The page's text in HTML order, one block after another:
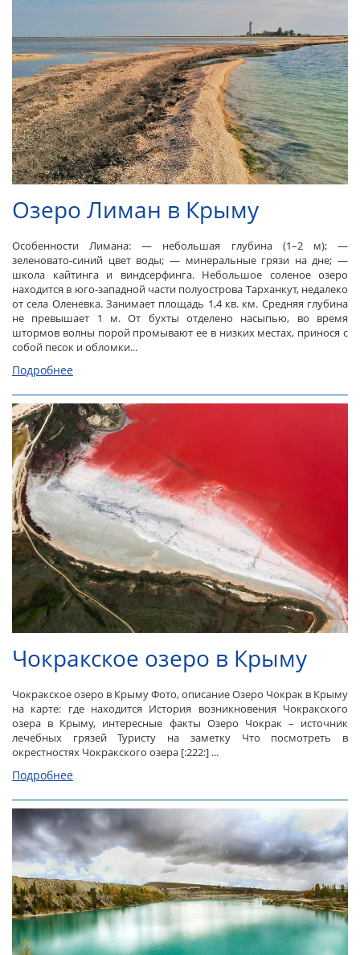
Озеро Лиман в Крыму
Особенности Лимана: — небольшая глубина (1–2 м); —
зеленовато-синий цвет воды; — минеральные грязи на дне; —
школа кайтинга и виндсерфинга. Небольшое соленое озеро
находится в юго-западной части полуострова Тарханкут, недалеко
от села Оленевка. Занимает площадь 1,4 кв. км. Средняя глубина
не превышает 1 м. От бухты отделено насыпью, во время
штормов волны порой промывают ее в низких местах, принося с
собой песок и обломки...
Подробнее
Чокракское озеро в Крыму
Чокракское озеро в Крыму Фото, описание Озеро Чокрак в Крыму
на карте: где находится История возникновения Чокракского
озера в Крыму, интересные факты Озеро Чокрак – источник
лечебных грязей Туристу на заметку Что посмотреть в
окрестностях Чокракского озера [:222:] ...
Подробнее